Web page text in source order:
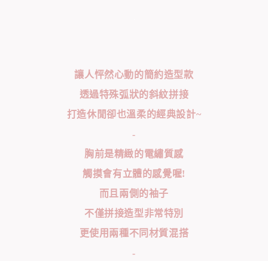
讓人怦然心動的簡約造型款
透過特殊弧狀的斜紋拼接
打造休閒卻也溫柔的經典設計~
-
胸前是精緻的電繡質感
觸摸會有立體的感覺喔!
而且兩側的袖子
不僅拼接造型非常特別
更使用兩種不同材質混搭
-